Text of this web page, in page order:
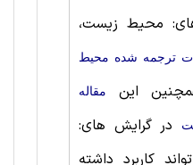
محیط زیست،
ترجمه شده محیط
این مقاله
در گرایش های:
کاربرد داشته